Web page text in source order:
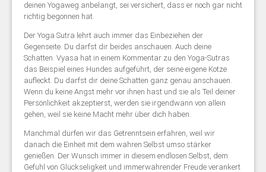
deinen Yogaweg anbelangt, sei versichert, dass er noch gar nicht
richtig begonnen hat.
Der Yoga Sutra lehrt auch immer das Einbeziehen der
Gegenseite. Du darfst dir beides anschauen. Auch deine
Schatten. Vyasa hat in einem Kommentar zu den Yoga-Sutras
das Beispiel eines Hundes aufgeführt, der seine eigene Kotze
aufleckt. Du darfst dir deine Schatten ganz genau anschauen.
Wenn du keine Angst mehr vor ihnen hast und sie als Teil deiner
Persönlichkeit akzeptierst, werden sie irgendwann von allein
gehen, weil sie keine Macht mehr über dich haben.
Manchmal dürfen wir das Getrenntsein erfahren, weil wir
danach die Einheit mit dem wahren Selbst umso stärker
genießen. Der Wunsch immer in diesem endlosen Selbst, dem
Gefühl von Glückseligkeit und immerwährender Freude verankert